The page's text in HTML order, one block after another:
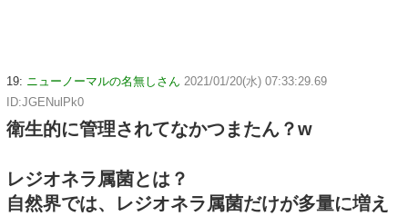
19: ニューノーマルの名無しさん 2021/01/20(水) 07:33:29.69
ID:JGENulPk0
衛生的に管理されてなかつまたん？w
レジオネラ属菌とは？
自然界では、レジオネラ属菌だけが多量に増え